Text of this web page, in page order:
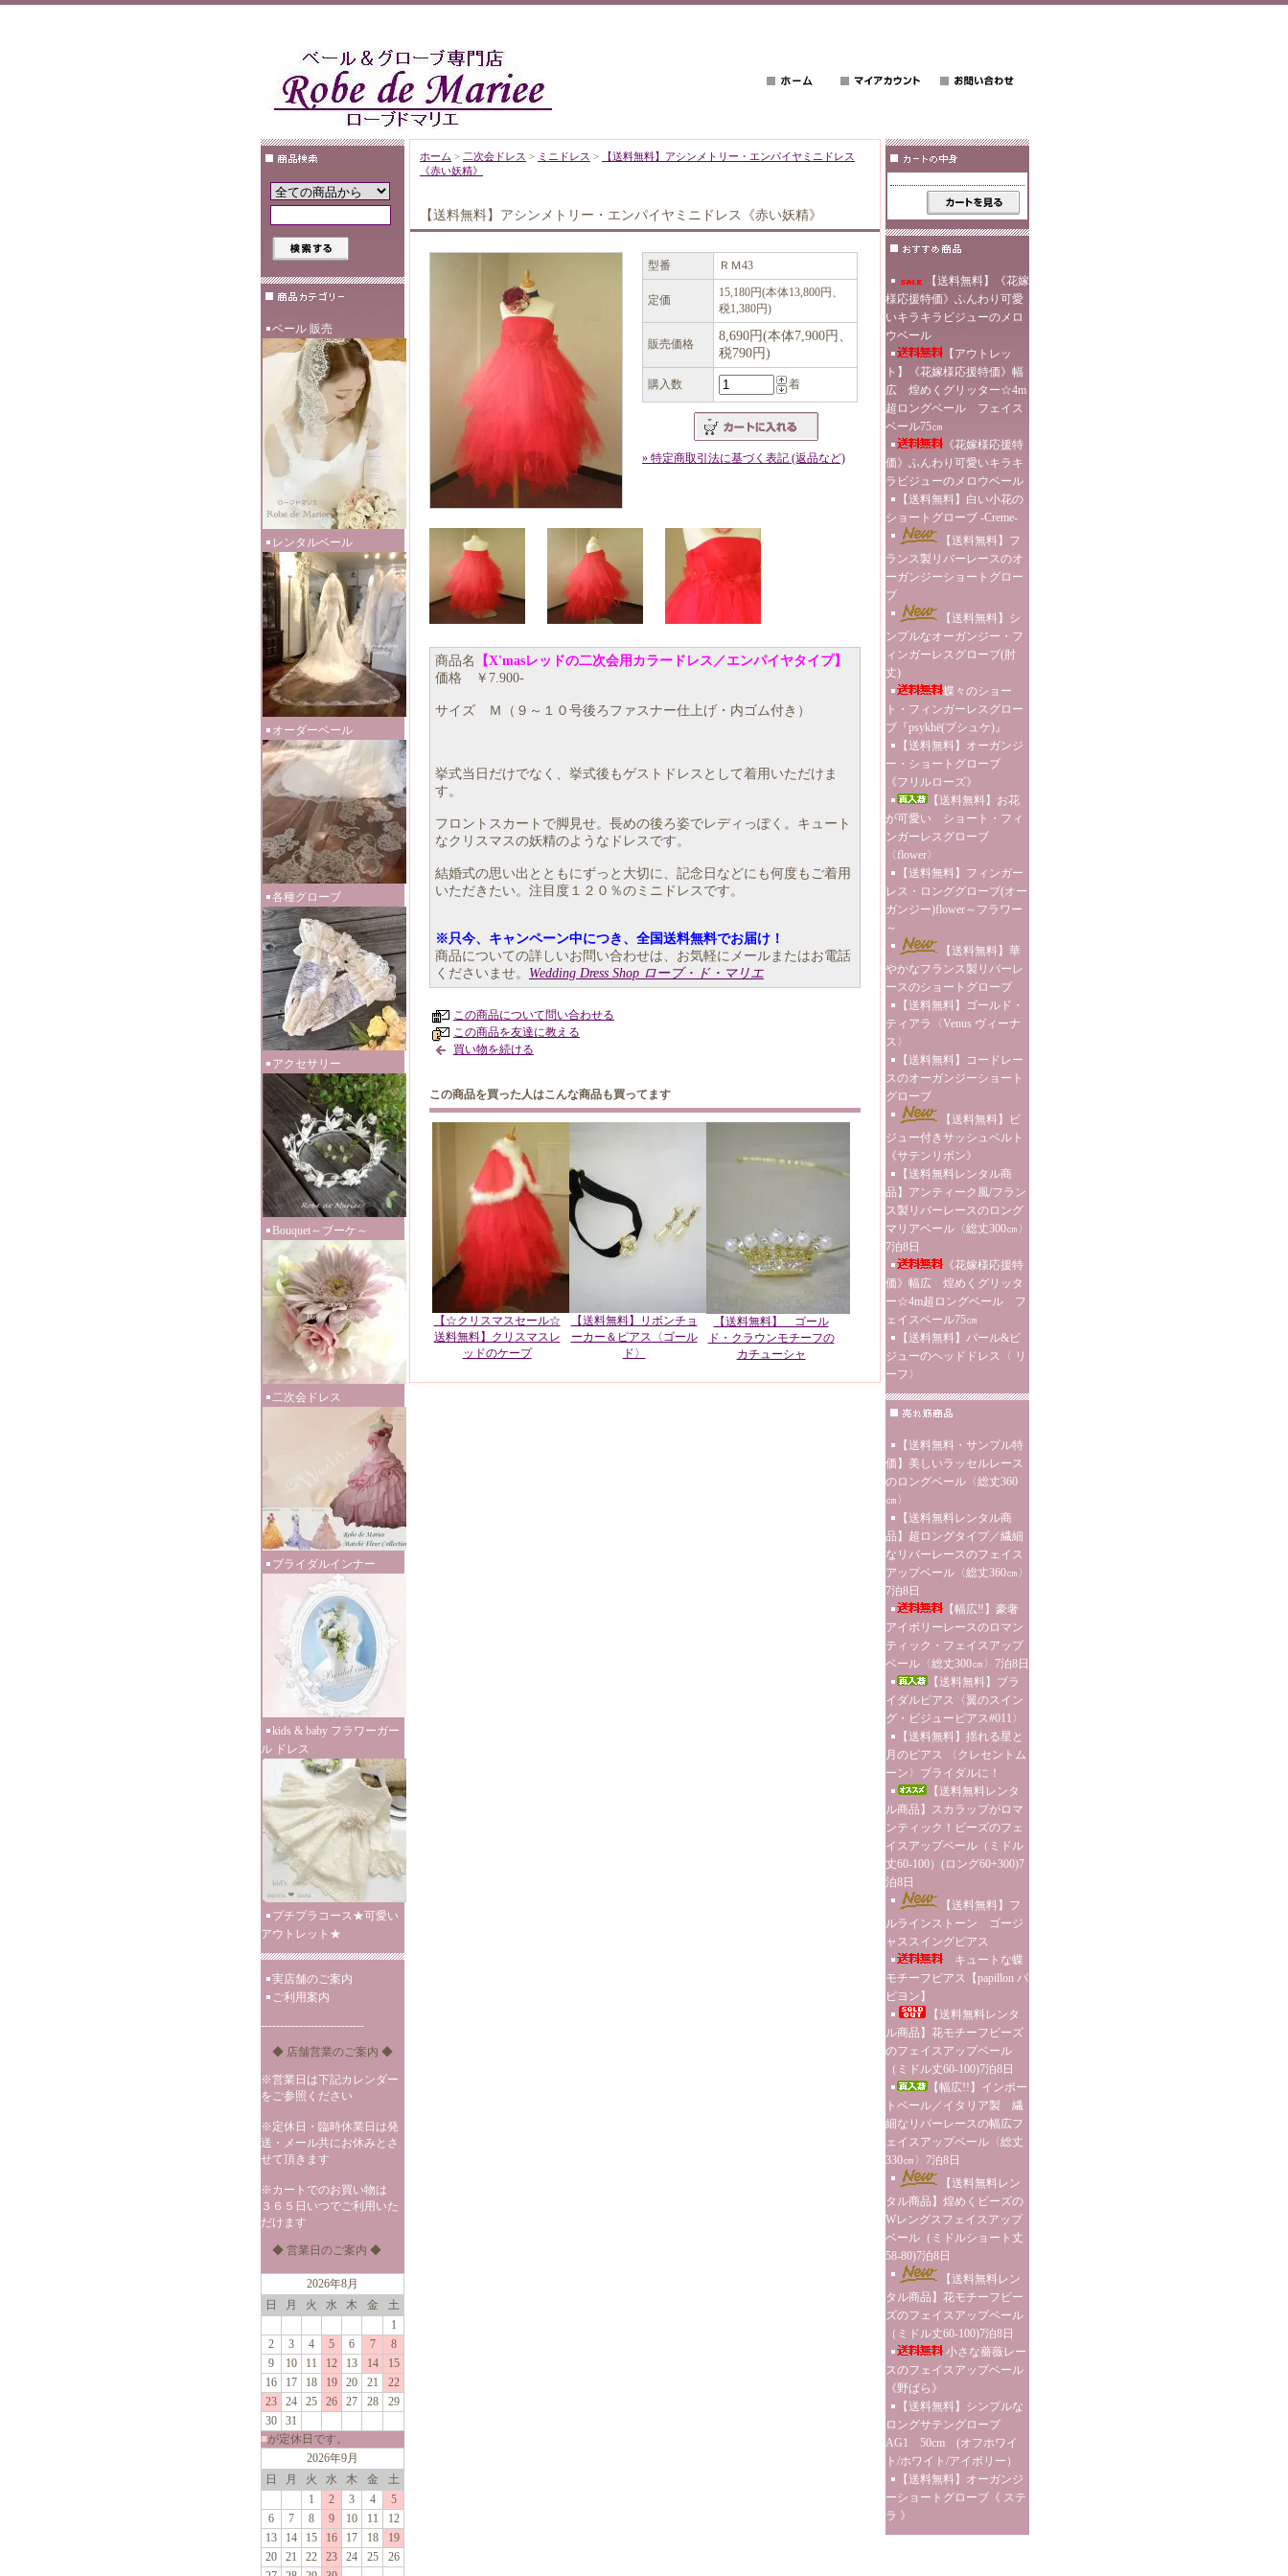
ベール 販売
レンタルベール
オーダーベール
各種グローブ
アクセサリー
Bouquet～ブーケ～
二次会ドレス
ブライダルインナー
kids & baby フラワーガー
ル ドレス
プチプラコース★可愛い
アウトレット★
実店舗のご案内
ご利用案内
---------------------------
◆ 店舗営業のご案内 ◆
※営業日は下記カレンダー
をご参照ください
※定休日・臨時休業日は発
送・メール共にお休みとさ
せて頂きます
※カートでのお買い物は
３６５日いつでご利用いた
だけます
◆ 営業日のご案内 ◆
2026年8月
日
月 火 水 木 金
土
1
2
3 4 5 6 7
8
9
10 11 12 13 14
15
16
17 18 19 20 21
22
23
24 25 26 27 28
29
30
31
■が定休日です。
2026年9月
日
月 火 水 木 金
土
1
2 3 4
5
6
7 8 9 10 11
12
13
14 15 16 17 18
19
20
21 22 23 24 25
26
ホーム > 二次会ドレス > ミニドレス >
【送料無料】アシンメトリー・エンパイヤミニドレス
《赤い妖精》
【送料無料】アシンメトリー・エンパイヤミニドレス《赤い妖精》
型番 ＲＭ43
定価
15,180円(本体13,800円、
税1,380円)
販売価格
8,690円(本体7,900円、
税790円)
購入数 着
» 特定商取引法に基づく表記 (返品など)
商品名
【X'masレッドの二次会用カラードレス／エンパイヤタイプ】
価格 ￥7.900-
サイズ Ｍ（９～１０号後ろファスナー仕上げ・内ゴム付き）
挙式当日だけでなく、挙式後もゲストドレスとして着用いただけま
す。
フロントスカートで脚見せ。長めの後ろ姿でレディっぽく。キュート
なクリスマスの妖精のようなドレスです。
結婚式の思い出とともにずっと大切に、記念日などにも何度もご着用
いただきたい。注目度１２０％のミニドレスです。
※只今、キャンペーン中につき、全国送料無料でお届け！
商品についての詳しいお問い合わせは、お気軽にメールまたはお電話
くださいませ。 Wedding Dress Shop ローブ・ド・マリエ
この商品について問い合わせる
この商品を友達に教える
買い物を続ける
この商品を買った人はこんな商品も買ってます
【☆クリスマスセール☆
送料無料】クリスマスレ
ッドのケープ
【送料無料】リボンチョ
ーカー＆ピアス〈ゴール
ド〉
【送料無料】 ゴール
ド・クラウンモチーフの
カチューシャ
【送料無料】《花嫁
様応援特価》ふんわり可愛
いキラキラビジューのメロ
ウベール
【アウトレッ
ト】《花嫁様応援特価》幅
広 煌めくグリッター☆4m
超ロングベール フェイス
ベール75㎝
《花嫁様応援特
価》ふんわり可愛いキラキ
ラビジューのメロウベール
【送料無料】白い小花の
ショートグローブ -Creme-
【送料無料】フ
ランス製リバーレースのオ
ーガンジーショートグロー
ブ
【送料無料】シ
ンプルなオーガンジー・フ
ィンガーレスグローブ(肘
丈)
蝶々のショー
ト・フィンガーレスグロー
ブ『psykhē(プシュケ)』
【送料無料】オーガンジ
ー・ショートグローブ
《フリルローズ》
【送料無料】お花
が可愛い ショート・フィ
ンガーレスグローブ
〈flower〉
【送料無料】フィンガー
レス・ロンググローブ(オー
ガンジー)flower～フラワー
～
【送料無料】華
やかなフランス製リバーレ
ースのショートグローブ
【送料無料】ゴールド・
ティアラ〈Venus ヴィーナ
ス〉
【送料無料】コードレー
スのオーガンジーショート
グローブ
【送料無料】ビ
ジュー付きサッシュベルト
《サテンリボン》
【送料無料レンタル商
品】アンティーク風/フラン
ス製リバーレースのロング
マリアベール〈総丈300㎝〉
7泊8日
《花嫁様応援特
価》幅広 煌めくグリッタ
ー☆4m超ロングベール フ
ェイスベール75㎝
【送料無料】パール&ビ
ジューのヘッドドレス〈 リ
ーフ〉
【送料無料・サンプル特
価】美しいラッセルレース
のロングベール〈総丈360
㎝〉
【送料無料レンタル商
品】超ロングタイプ／繊細
なリバーレースのフェイス
アップベール〈総丈360㎝〉
7泊8日
【幅広‼】豪奢
アイボリーレースのロマン
ティック・フェイスアップ
ベール〈総丈300㎝〉7泊8日
【送料無料】ブラ
イダルピアス〈翼のスイン
グ・ビジューピアス#011〉
【送料無料】揺れる星と
月のピアス 〈クレセントム
ーン〉ブライダルに！
【送料無料レンタ
ル商品】スカラップがロマ
ンティック！ビーズのフェ
イスアップベール（ミドル
丈60-100）(ロング60+300)7
泊8日
【送料無料】フ
ルラインストーン ゴージ
ャススイングピアス
キュートな蝶
モチーフピアス【papillon パ
ピヨン】
【送料無料レンタ
ル商品】花モチーフビーズ
のフェイスアップベール
（ミドル丈60-100)7泊8日
【幅広!!】インポー
トベール／イタリア製 繊
細なリバーレースの幅広フ
ェイスアップベール〈総丈
330㎝〉7泊8日
【送料無料レン
タル商品】煌めくビーズの
Wレングスフェイスアップ
ベール（ミドルショート丈
58-80)7泊8日
【送料無料レン
タル商品】花モチーフビー
ズのフェイスアップベール
（ミドル丈60-100)7泊8日
小さな薔薇レー
スのフェイスアップベール
《野ばら》
【送料無料】シンプルな
ロングサテングローブ
AG1 50cm (オフホワイ
ト/ホワイト/アイボリー）
【送料無料】オーガンジ
ーショートグローブ《 ステ
ラ 》